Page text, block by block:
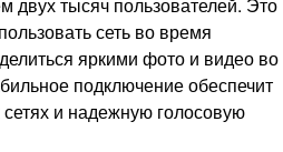
сеть во время
яркими фото и видео во
подключение обеспечит
и надежную голосовую